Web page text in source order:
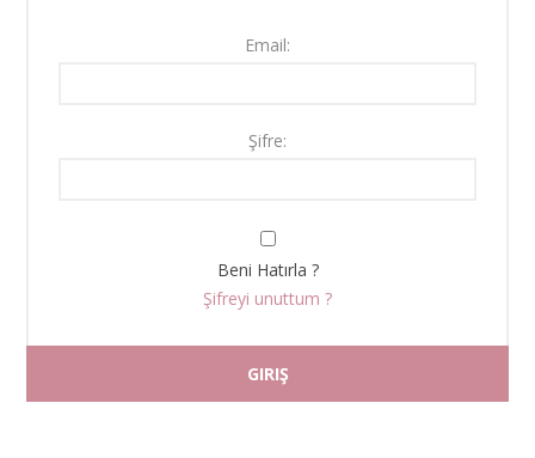
Email:
Şifre:
Beni Hatırla ?
Şifreyi unuttum ?